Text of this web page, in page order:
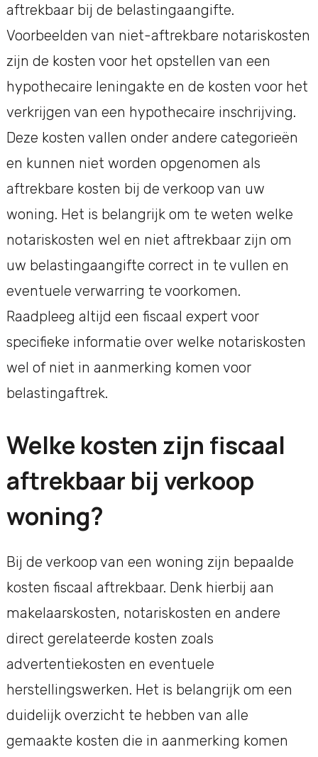
aftrekbaar bij de belastingaangifte.
Voorbeelden van niet-aftrekbare notariskosten
zijn de kosten voor het opstellen van een
hypothecaire leningakte en de kosten voor het
verkrijgen van een hypothecaire inschrijving.
Deze kosten vallen onder andere categorieën
en kunnen niet worden opgenomen als
aftrekbare kosten bij de verkoop van uw
woning. Het is belangrijk om te weten welke
notariskosten wel en niet aftrekbaar zijn om
uw belastingaangifte correct in te vullen en
eventuele verwarring te voorkomen.
Raadpleeg altijd een fiscaal expert voor
specifieke informatie over welke notariskosten
wel of niet in aanmerking komen voor
belastingaftrek.
Welke kosten zijn fiscaal
aftrekbaar bij verkoop
woning?
Bij de verkoop van een woning zijn bepaalde
kosten fiscaal aftrekbaar. Denk hierbij aan
makelaarskosten, notariskosten en andere
direct gerelateerde kosten zoals
advertentiekosten en eventuele
herstellingswerken. Het is belangrijk om een
duidelijk overzicht te hebben van alle
gemaakte kosten die in aanmerking komen